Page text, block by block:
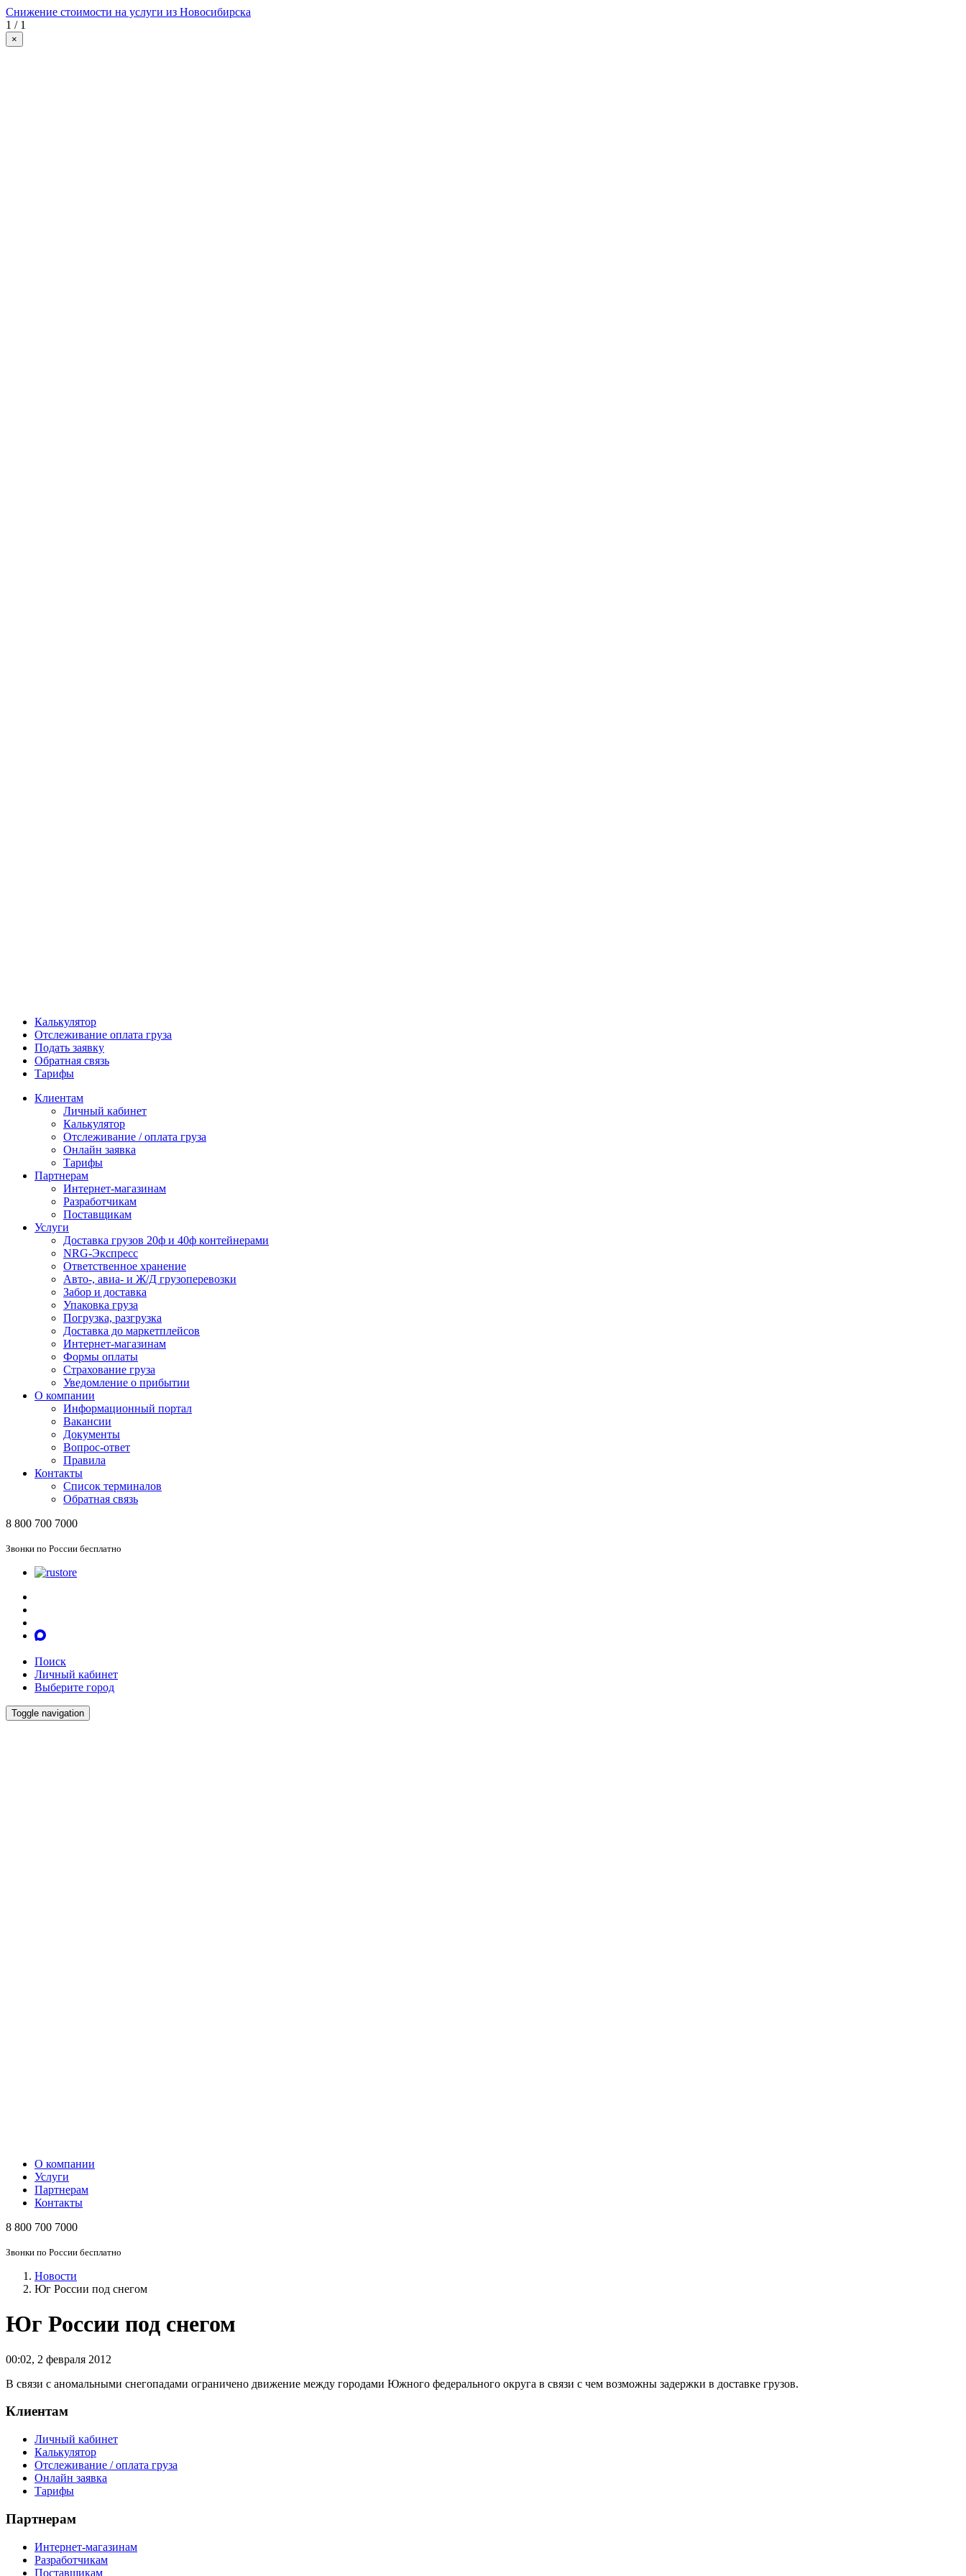
Снижение стоимости на услуги из Новосибирска
1 / 1
×
Калькулятор
Отслеживание оплата груза
Подать заявку
Обратная связь
Тарифы
Клиентам
Личный кабинет
Калькулятор
Отслеживание / оплата груза
Онлайн заявка
Тарифы
Партнерам
Интернет-магазинам
Разработчикам
Поставщикам
Услуги
Доставка грузов 20ф и 40ф контейнерами
NRG-Экспресс
Ответственное хранение
Авто-, авиа- и Ж/Д грузоперевозки
Забор и доставка
Упаковка груза
Погрузка, разгрузка
Доставка до маркетплейсов
Интернет-магазинам
Формы оплаты
Страхование груза
Уведомление о прибытии
О компании
Информационный портал
Вакансии
Документы
Вопрос-ответ
Правила
Контакты
Список терминалов
Обратная связь
8 800 700 7000
Звонки по России бесплатно
Поиск
Личный кабинет
Выберите город
Toggle navigation
О компании
Услуги
Партнерам
Контакты
8 800 700 7000
Звонки по России бесплатно
Новости
Юг России под снегом
Юг России под снегом
00:02, 2 февраля 2012
В связи с аномальными снегопадами ограничено движение между городами Южного федерального округа в связи с чем возможны задержки в доставке грузов.
Клиентам
Личный кабинет
Калькулятор
Отслеживание / оплата груза
Онлайн заявка
Тарифы
Партнерам
Интернет-магазинам
Разработчикам
Поставщикам